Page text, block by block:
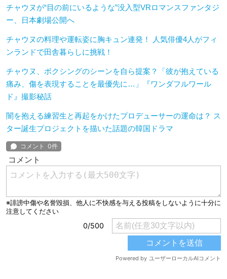
チャウヌが“目の前にいるような”没入型VRロマンスファンタジ
ー、日本劇場公開へ
チャウヌの料理や運転姿に胸キュン連発！ 人気俳優4人がフィ
ンランドで田舎暮らしに挑戦！
チャウヌ、ボクシングのシーンを自ら提案？「彼が抱えている
痛み、傷を表現することを最優先に…」『ワンダフルワール
ド』撮影秘話
闇を抱える練習生と再起をかけたプロデューサーの運命は？ ス
ター誕生プロジェクトを描いた話題の韓国ドラマ